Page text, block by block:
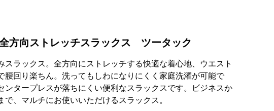
方向ストレッチスラックス ツータック
スラックス。全方向にストレッチする快適な着心地、ウエスト
腰回り楽ちん。洗ってもしわになりにくく家庭洗濯が可能で
ンタープレスが落ちにくい便利なスラックスです。ビジネスか
で、マルチにお使いいただけるスラックス。